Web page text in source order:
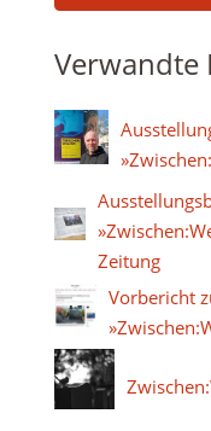
Verwandte
Zeitung
Vorbericht